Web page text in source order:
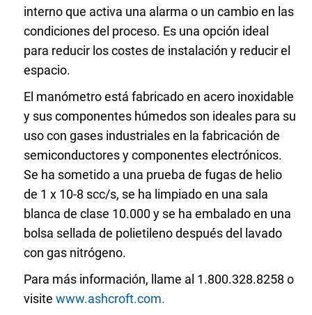
interno que activa una alarma o un cambio en las
condiciones del proceso. Es una opción ideal
para reducir los costes de instalación y reducir el
espacio.
El manómetro está fabricado en acero inoxidable
y sus componentes húmedos son ideales para su
uso con gases industriales en la fabricación de
semiconductores y componentes electrónicos.
Se ha sometido a una prueba de fugas de helio
de 1 x 10-8 scc/s, se ha limpiado en una sala
blanca de clase 10.000 y se ha embalado en una
bolsa sellada de polietileno después del lavado
con gas nitrógeno.
Para más información, llame al 1.800.328.8258 o
visitewww.ashcroft.com.